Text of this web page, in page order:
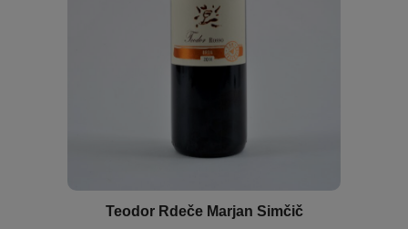
Teodor Rdeče Marjan Simčič